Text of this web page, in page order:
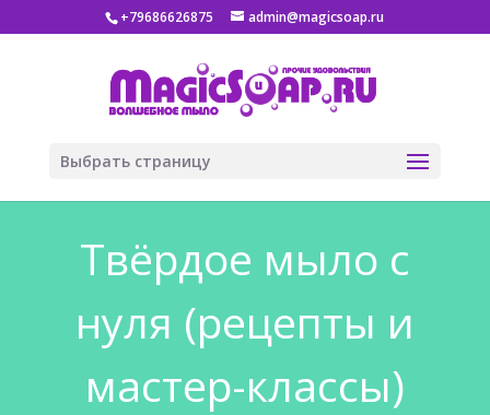
+79686626875 admin@magicsoap.ru
Выбрать страницу
Твёрдое мыло с
нуля (рецепты и
мастер-классы)